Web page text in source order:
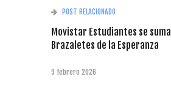
POST RELACIONADO
Movistar Estudiantes se
Brazaletes de la Esperanza
9 febrero 2026